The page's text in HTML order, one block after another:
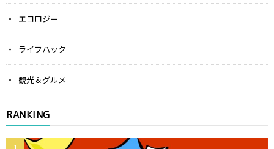
エコロジー
ライフハック
観光＆グルメ
RANKING